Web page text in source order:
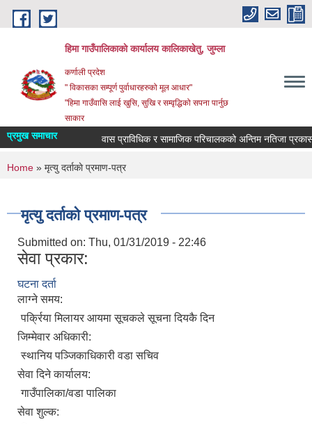
Skip to main content
हिमा गाउँपालिकाकाे कार्यालय कालिकाखेतु, जुम्ला
कर्णाली प्रदेश
" विकासका सम्पूर्ण पुर्वाधारहरुको मूल आधार"
"हिमा गाउँवासि लाई खुसि, सुखि र सम्वृद्धिको सपना पार्नुछ
साकार
प्रमुख समाचार वास प्राविधिक र सामाजिक परिचालकको अन्तिम नतिजा
You are here
Home » मृत्यु दर्ताकाे प्रमाण-पत्र
मृत्यु दर्ताकाे प्रमाण-पत्र
Submitted on: Thu, 01/31/2019 - 22:46
सेवा प्रकार:
घटना दर्ता
लाग्ने समय:
पर्क्रिया मिलायर आयमा सूचकले सूचना दियकै दिन
जिम्मेवार अधिकारी:
स्थानिय पञ्जिकाधिकारी वडा सचिव
सेवा दिने कार्यालय:
गाउँपालिका/वडा पालिका
सेवा शुल्क: